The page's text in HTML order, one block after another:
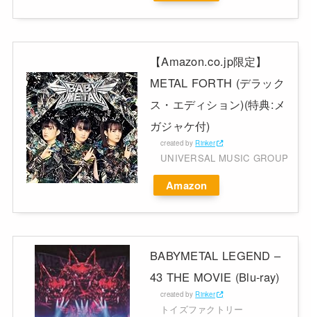
【Amazon.co.jp限定】
METAL FORTH (デラック
ス・エディション)(特典:メ
ガジャケ付)
created by Rinker
UNIVERSAL MUSIC GROUP
Amazon
BABYMETAL LEGEND –
43 THE MOVIE (Blu-ray)
created by Rinker
トイズファクトリー